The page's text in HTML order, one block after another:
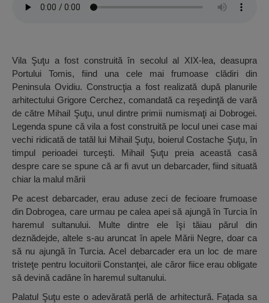
Vila Şuţu a fost construită în secolul al XIX-lea, deasupra
Portului Tomis, fiind una cele mai frumoase clădiri din
Peninsula Ovidiu. Construcţia a fost realizată după planurile
arhitectului Grigore Cerchez, comandată ca reşedinţă de vară
de către Mihail Şuţu, unul dintre primii numismaţi ai Dobrogei.
Legenda spune că vila a fost construită pe locul unei case mai
vechi ridicată de tatăl lui Mihail Şuţu, boierul Costache Şuţu, în
timpul perioadei turceşti. Mihail Şuţu preia această casă
despre care se spune că ar fi avut un debarcader, fiind situată
chiar la malul mării
Pe acest debarcader, erau aduse zeci de fecioare frumoase
din Dobrogea, care urmau pe calea apei să ajungă în Turcia în
haremul sultanului. Multe dintre ele îşi tăiau părul din
deznădejde, altele s-au aruncat în apele Mării Negre, doar ca
să nu ajungă în Turcia. Acel debarcader era un loc de mare
tristeţe pentru locuitorii Constanţei, ale căror fiice erau obligate
să devină cadâne în haremul sultanului.
Palatul Şuţu este o adevărată perlă de arhitectură. Faţada sa